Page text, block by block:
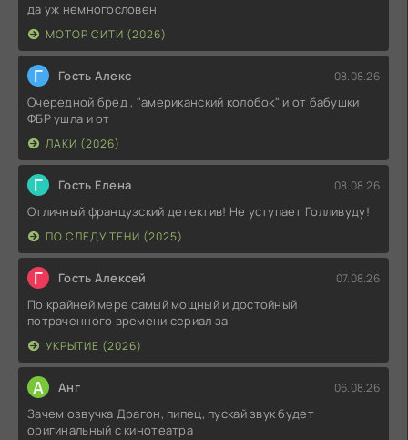
да уж немногословен
МОТОР СИТИ (2026)
Г Гость Алекс 08.08.26
Очередной бред , "американский колобок" и от бабушки
ФБР ушла и от
ЛАКИ (2026)
Г Гость Елена 08.08.26
Отличный французский детектив! Не уступает Голливуду!
ПО СЛЕДУ ТЕНИ (2025)
Г Гость Алексей 07.08.26
По крайней мере самый мощный и достойный
потраченного времени сериал за
УКРЫТИЕ (2026)
А Анг 06.08.26
Зачем озвучка Драгон, пипец, пускай звук будет
оригинальный с кинотеатра